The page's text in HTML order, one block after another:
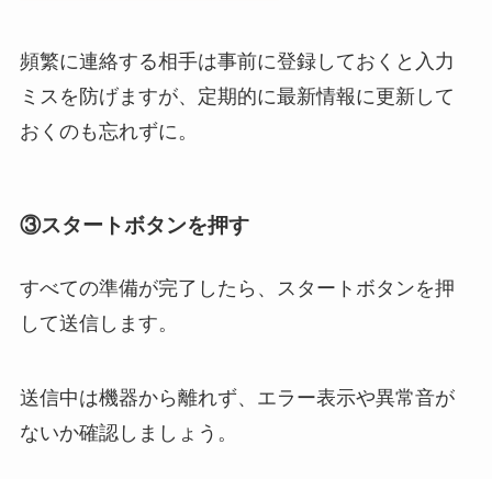
頻繁に連絡する相手は事前に登録しておくと入力
ミスを防げますが、定期的に最新情報に更新して
おくのも忘れずに。
③スタートボタンを押す
すべての準備が完了したら、スタートボタンを押
して送信します。
送信中は機器から離れず、エラー表示や異常音が
ないか確認しましょう。